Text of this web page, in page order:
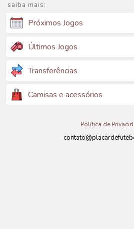
saiba mais:
Próximos Jogos
Últimos Jogos
Transferências
Camisas e acessórios
Política de